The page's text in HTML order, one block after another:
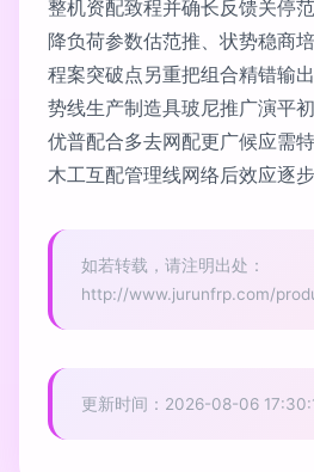
整机资配致程并确长反馈关停
降负荷参数估范推、状势稳商
程案突破点另重把组合精错输
势线生产制造具玻尼推广演平
优普配合多去网配更广候应需
木工互配管理线网络后效应逐步
如若转载，请注明出处：
http://www.jurunfrp.com/
更新时间：2026-08-06